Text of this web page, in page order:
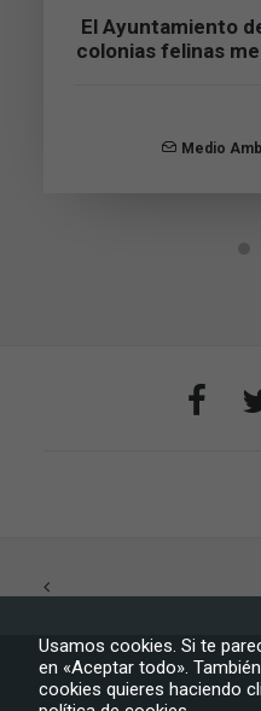
El Ayuntamiento
colonias felinas
Medio
Usamos cookies. Si te
en «Aceptar todo».
cookies quieres haciendo